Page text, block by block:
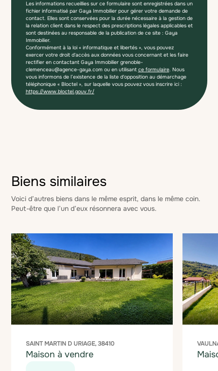
Les informations recueillies sur ce formulaire sont enregistrées dans un
fichier informatisé par Gaya Immobilier pour gérer votre demande de
contact. Elles sont conservées pour la durée nécessaire à la gestion de
la relation client dans le respect des prescriptions légales applicables et
sont destinées au responsable de la publication de ce site : Gaya
Immobilier.
Conformément à la loi « informatique et libertés », vous pouvez
exercer votre droit d'accès aux données vous concernant et les faire
rectifier en contactant Gaya Immobilier grenoble-
clemenceau@agence-gaya.com ou en utilisant ce formulaire. Nous
vous informons de l’existence de la liste d'opposition au démarchage
téléphonique « Bloctel », sur laquelle vous pouvez vous inscrire ici :
https://www.bloctel.gouv.fr/
Biens similaires
Voici d’autres biens dans le même esprit, dans le même coin.
Peut-être que l’un d’eux résonnera avec vous.
SAINT MARTIN D URIAGE, 38410
Maison à vendre